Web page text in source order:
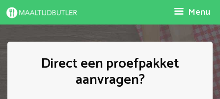
Spring
naar
Menu
Direct een proefpakket
aanvragen?